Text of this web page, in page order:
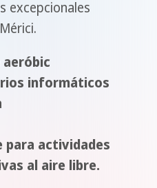
excepcionales
aeróbic
informáticos
para actividades
al aire libre.